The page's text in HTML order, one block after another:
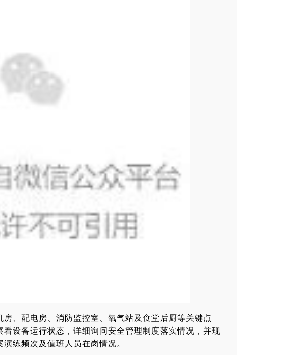
、配电房、消防监控室、氧气站及食堂后厨等关键点
设备运行状态，详细询问安全管理制度落实情况，并现
练频次及值班人员在岗情况。